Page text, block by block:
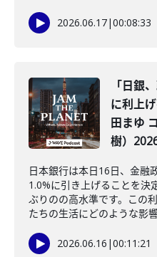
2026.06.17|00:08:33
「日銀
に利上
田まゆ
樹）
日本銀行は本日16日、金融
1.0%に引き上げることを決
ぶりのの高水準です。この
たちの生活にどのような影
2026.06.16 |00:11:21